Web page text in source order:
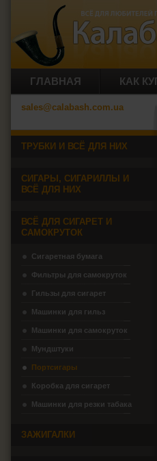
ГЛАВНАЯ КАК
sales@calabash.com.ua
ТРУБКИ И ВСЁ ДЛЯ НИХ
СИГАРЫ, СИГАРИЛЛЫ И
ВСЁ ДЛЯ НИХ
ВСЁ ДЛЯ СИГАРЕТ И
САМОКРУТОК
Сигаретная бумага
Фильтры для самокруток
Гильзы для сигарет
Машинки для гильз
Машинки для самокруток
Мундштуки
Портсигары
Коробка для сигарет
Машинки для резки табака
ЗАЖИГАЛКИ